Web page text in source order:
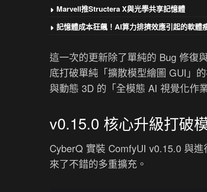
Marvell推Structera X與光學共享記憶體
記憶體成本狂飆！AI算力排擠效應引起的軟體
這一次的更新除了單純的 Bug 修復
底打破單純「擴散模型繪圖 GUI」
與動態 3D 的「全模態 AI 視覺化作
v0.15.0 核心升級打破
CyberQ 實裝 ComfyUI v0.15.0 與
來了不錯的多重擴充。